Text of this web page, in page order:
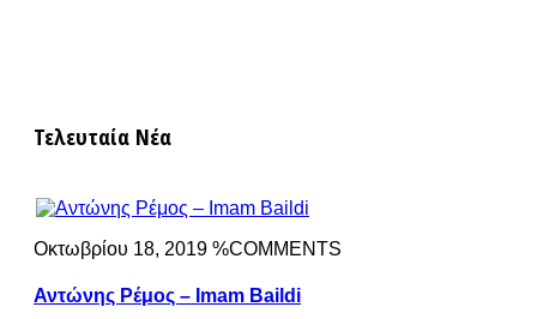
Τελευταία Νέα
Οκτωβρίου 18, 2019 %COMMENTS
Αντώνης Ρέμος – Imam Baildi